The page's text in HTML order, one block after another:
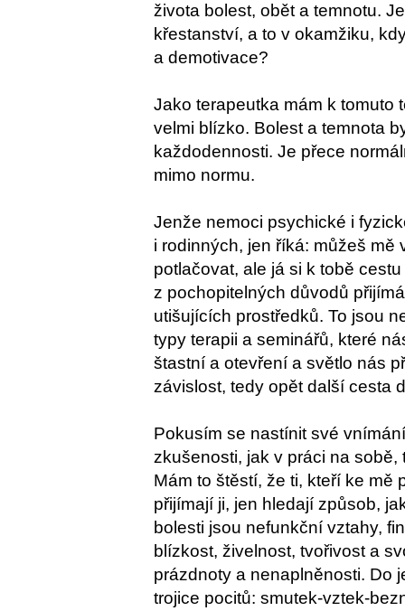
života bolest, obět a temnotu.
křestanství, a to v okamžiku,
a demotivace?
Jako terapeutka mám k tomuto
velmi blízko. Bolest a temnota
každodennosti. Je přece
mimo normu.
Jenže nemoci psychické i
i rodinných, jen říká: můžeš mě
potlačovat, ale já si k tobě
z pochopitelných důvodů
utišujících prostředků. To jsou
typy terapii a seminářů, které
štastní a otevření a světlo nás
závislost, tedy opět další cesta
Pokusím se nastínit své
zkušenosti, jak v práci na
Mám to štěstí, že ti, kteří ke mě
přijímají ji, jen hledají způsob,
bolesti jsou nefunkční vztahy,
blízkost, živelnost, tvořivost a
prázdnoty a nenaplněnosti. Do
trojice pocitů: smutek-vztek-